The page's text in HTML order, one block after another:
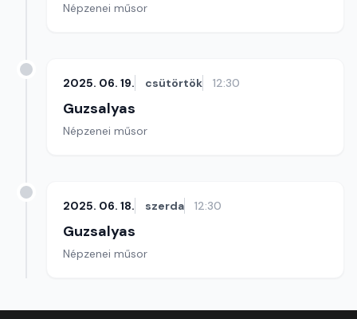
Népzenei műsor
2025. 06. 19. csütörtök 12:30
Guzsalyas
Népzenei műsor
2025. 06. 18. szerda 12:30
Guzsalyas
Népzenei műsor